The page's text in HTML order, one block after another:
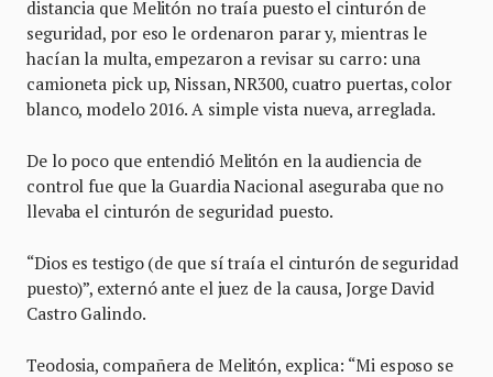
distancia que Melitón no traía puesto el cinturón de
seguridad, por eso le ordenaron parar y, mientras le
hacían la multa, empezaron a revisar su carro: una
camioneta pick up, Nissan, NR300, cuatro puertas, color
blanco, modelo 2016. A simple vista nueva, arreglada.
De lo poco que entendió Melitón en la audiencia de
control fue que la Guardia Nacional aseguraba que no
llevaba el cinturón de seguridad puesto.
“Dios es testigo (de que sí traía el cinturón de seguridad
puesto)”, externó ante el juez de la causa, Jorge David
Castro Galindo.
Teodosia, compañera de Melitón, explica: “Mi esposo se